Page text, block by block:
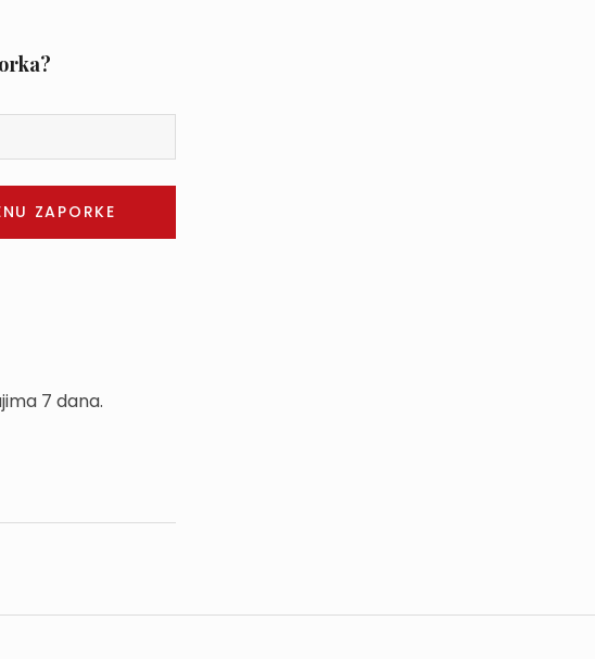
7 dana.